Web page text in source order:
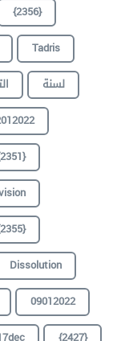
{2356}
Tadris
لسنة
Dissolution
09012022
{2427}